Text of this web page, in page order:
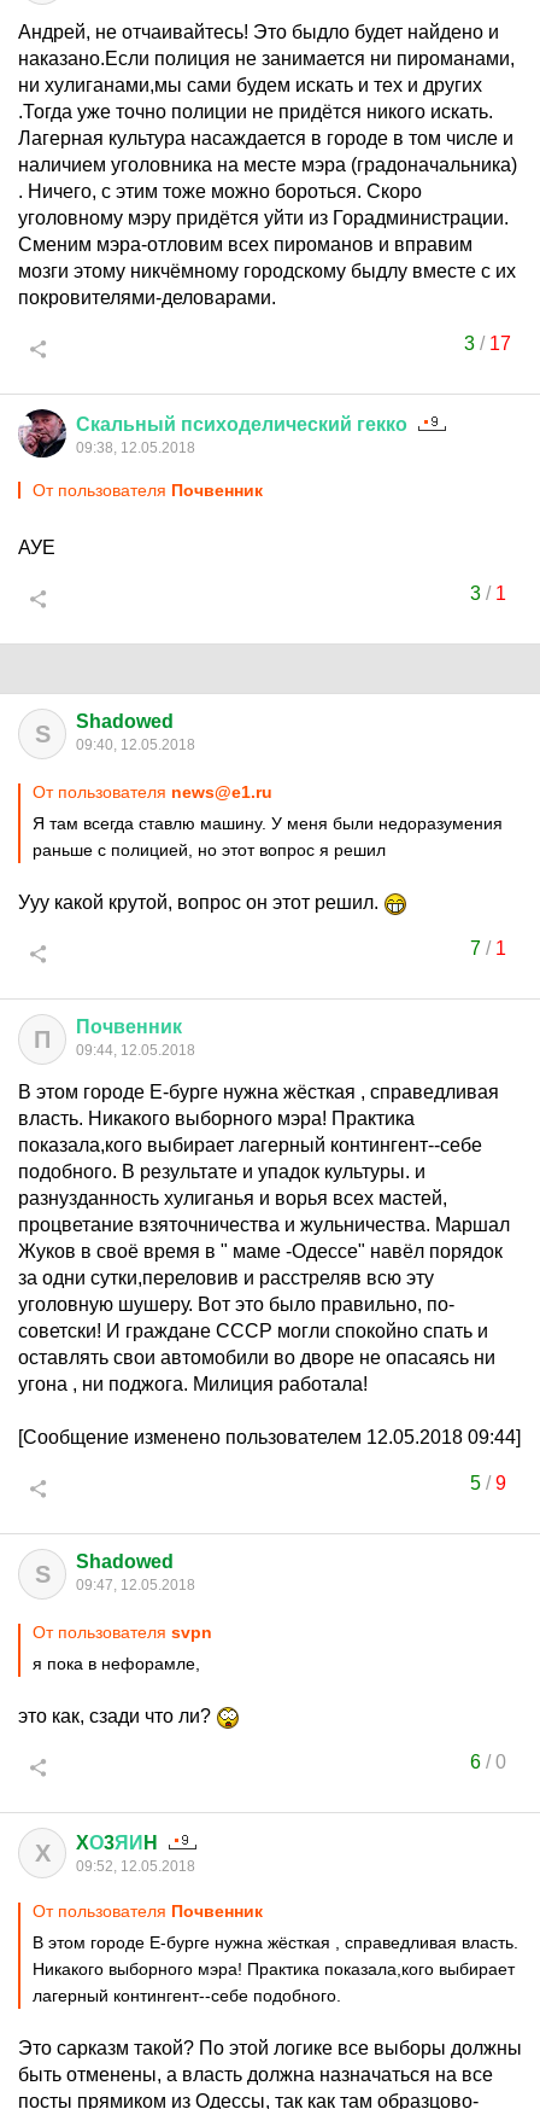
Андрей, не отчаивайтесь! Это быдло будет найдено и
наказано.Если полиция не занимается ни пироманами,
ни хулиганами,мы сами будем искать и тех и других
.Тогда уже точно полиции не придётся никого искать.
Лагерная культура насаждается в городе в том числе и
наличием уголовника на месте мэра (градоначальника)
. Ничего, с этим тоже можно бороться. Скоро
уголовному мэру придётся уйти из Горадминистрации.
Сменим мэра-отловим всех пироманов и вправим
мозги этому никчёмному городскому быдлу вместе с их
покровителями-деловарами.
3 / 17
Скальный психоделический гекко
09:38, 12.05.2018
От пользователя Почвенник
АУЕ
3/ 1
S Shadowed
09:40, 12.05.2018
От пользователя news@e1.ru
Я там всегда ставлю машину. У меня были недоразумения
раньше с полицией, но этот вопрос я решил
Ууу какой крутой, вопрос он этот решил.
7/ 1
П Почвенник
09:44, 12.05.2018
В этом городе Е-бурге нужна жёсткая , справедливая
власть. Никакого выборного мэра! Практика
показала,кого выбирает лагерный контингент--себе
подобного. В результате и упадок культуры. и
разнузданность хулиганья и ворья всех мастей,
процветание взяточничества и жульничества. Маршал
Жуков в своё время в " маме -Одессе" навёл порядок
за одни сутки,переловив и расстреляв всю эту
уголовную шушеру. Вот это было правильно, по-
советски! И граждане СССР могли спокойно спать и
оставлять свои автомобили во дворе не опасаясь ни
угона , ни поджога. Милиция работала!
[Сообщение изменено пользователем 12.05.2018 09:44]
5/9
S Shadowed
09:47, 12.05.2018
От пользователя svpn
я пока в нефорамле,
это как, сзади что ли?
6/0
X XО3ЯИ H
09:52, 12.05.2018
От пользователя Почвенник
В этом городе Е-бурге нужна жёсткая , справедливая власть.
Никакого выборного мэра! Практика показала,кого выбирает
лагерный контингент--себе подобного.
Это сарказм такой? По этой логике все выборы должны
быть отменены, а власть должна назначаться на все
посты прямиком из Одессы, так как там образцово-